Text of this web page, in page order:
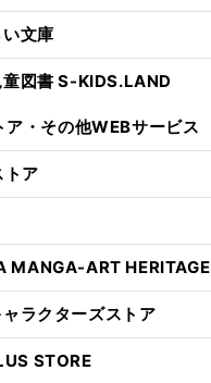
文庫
図書 S-KIDS.LAND
・ その他WEBサービス
トア
MANGA-ART HERITAGE
ラクターズストア
STORE